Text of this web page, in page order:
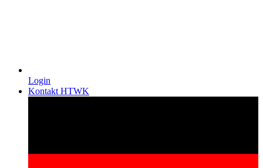
Login
Kontakt HTWK